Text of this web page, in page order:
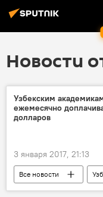
Новости
Узбекским
ежемесячно
долларов
3 января 2017, 21:13
Все новости
Центральная Азия